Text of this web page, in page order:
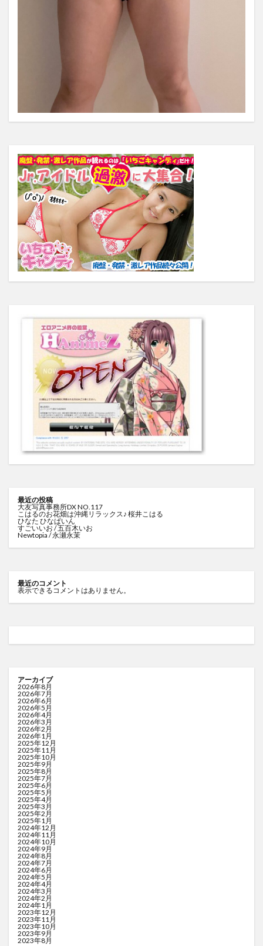
最近の投稿
大友写真事務所DX NO.117
こはるのお花畑は沖縄リラックス♪ 桜井こはる
ひなた ひなぱいん
すごいいお / 五百木いお
Newtopia / 永瀬永茉
最近のコメント
表示できるコメントはありません。
アーカイブ
2026年8月
2026年7月
2026年6月
2026年5月
2026年4月
2026年3月
2026年2月
2026年1月
2025年12月
2025年11月
2025年10月
2025年9月
2025年8月
2025年7月
2025年6月
2025年5月
2025年4月
2025年3月
2025年2月
2025年1月
2024年12月
2024年11月
2024年10月
2024年9月
2024年8月
2024年7月
2024年6月
2024年5月
2024年4月
2024年3月
2024年2月
2024年1月
2023年12月
2023年11月
2023年10月
2023年9月
2023年8月